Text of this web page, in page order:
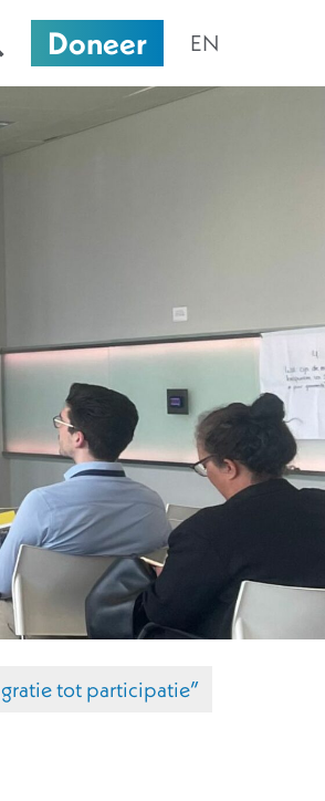
Doneer EN
tot participatie”